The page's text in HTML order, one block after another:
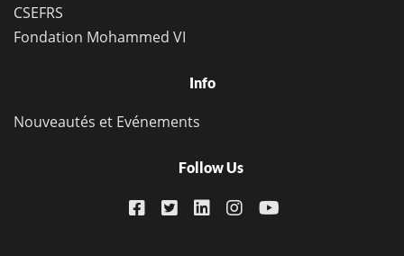
CSEFRS
Fondation Mohammed VI
Info
Nouveautés et Evénements
Follow Us